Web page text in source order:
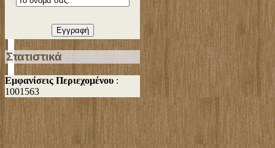
Στατιστικά
Εμφανίσεις Περιεχομένου :
1001563